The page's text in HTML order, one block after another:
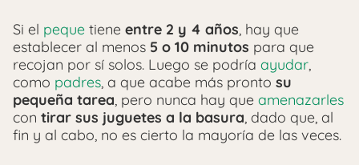
Si el peque tiene entre 2 y 4 años, hay que
establecer al menos 5 o 10 minutos para que
recojan por sí solos. Luego se podría ayudar,
como padres, a que acabe más pronto su
pequeña tarea, pero nunca hay que amenazarles
con tirar sus juguetes a la basura, dado que, al
fin y al cabo, no es cierto la mayoría de las veces.